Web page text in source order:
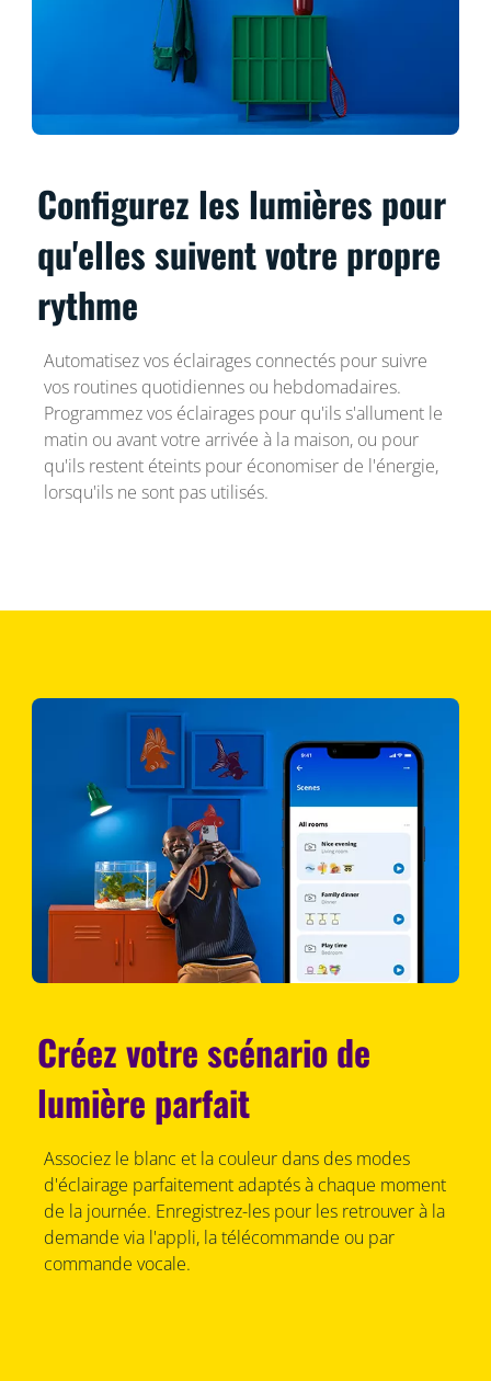
Configurez les lumières pour
qu'elles suivent votre propre
rythme
Automatisez vos éclairages connectés pour suivre
vos routines quotidiennes ou hebdomadaires.
Programmez vos éclairages pour qu'ils s'allument le
matin ou avant votre arrivée à la maison, ou pour
qu'ils restent éteints pour économiser de l'énergie,
lorsqu'ils ne sont pas utilisés.
Créez votre scénario de
lumière parfait
Associez le blanc et la couleur dans des modes
d'éclairage parfaitement adaptés à chaque moment
de la journée. Enregistrez-les pour les retrouver à la
demande via l'appli, la télécommande ou par
commande vocale.